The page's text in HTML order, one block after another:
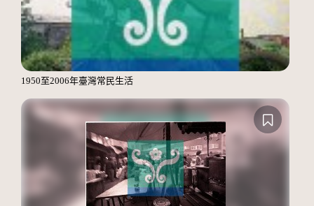
1950至2006年臺灣常民生活